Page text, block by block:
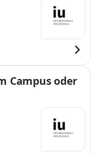
Campus oder